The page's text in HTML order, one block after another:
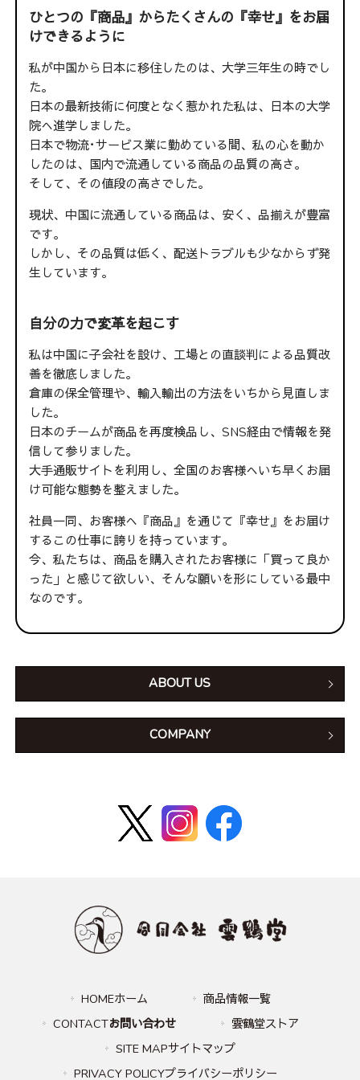
ひとつの『商品』からたくさんの『幸せ』をお届
けできるように
私が中国から日本に移住したのは、大学三年生の時でし
た。
日本の最新技術に何度となく惹かれた私は、日本の大学
院へ進学しました。
日本で物流･サービス業に勤めている間、私の心を動か
したのは、国内で流通している商品の品質の高さ。
そして、その値段の高さでした。
現状、中国に流通している商品は、安く、品揃えが豊富
です。
しかし、その品質は低く、配送トラブルも少なからず発
生しています。
自分の力で変革を起こす
私は中国に子会社を設け、工場との直談判による品質改
善を徹底しました。
倉庫の保全管理や、輸入輸出の方法をいちから見直しま
した。
日本のチームが商品を再度検品し、SNS経由で情報を発
信して参りました。
大手通販サイトを利用し、全国のお客様へいち早くお届
け可能な態勢を整えました。
社員一同、お客様へ『商品』を通じて『幸せ』をお届け
するこの仕事に誇りを持っています。
今、私たちは、商品を購入されたお客様に「買って良か
った」と感じて欲しい、そんな願いを形にしている最中
なのです。
ABOUT US
COMPANY
HOMEホーム
商品情報一覧
CONTACTお問い合わせ
雲鶴堂ストア
SITE MAPサイトマップ
PRIVACY POLICYプライバシーポリシー